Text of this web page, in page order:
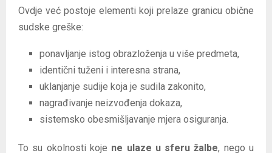
Ovdje već postoje elementi koji prelaze granicu obične
sudske greške:
ponavljanje istog obrazloženja u više predmeta,
identični tuženi i interesna strana,
uklanjanje sudije koja je sudila zakonito,
nagrađivanje neizvođenja dokaza,
sistemsko obesmišljavanje mjera osiguranja.
To su okolnosti koje ne ulaze u sferu žalbe, nego u